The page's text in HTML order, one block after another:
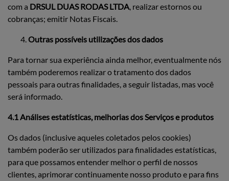
com a DRSUL DUAS RODAS LTDA, realizar estornos ou
cobranças; emitir Notas Fiscais.
Outras possíveis utilizações dos dados
Para tornar sua experiência ainda melhor, eventualmente nós
também poderemos realizar o tratamento dos dados
pessoais para outras finalidades, a seguir listadas, mas você
será informado.
4.1 Análises estatísticas, melhorias dos Serviços e produtos
Os dados (inclusive aqueles coletados pelos cookies)
também poderão ser utilizados para finalidades estatísticas,
para que possamos entender melhor o perfil de nossos
clientes, aprimorar continuamente nosso produto e para fins